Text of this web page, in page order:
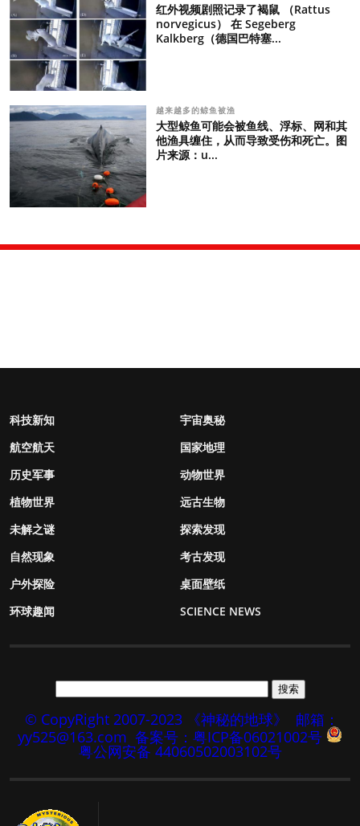
红外视频剧照记录了褐鼠 （Rattus
norvegicus） 在 Segeberg
Kalkberg（德国巴特塞...
越来越多的鲸鱼被渔
大型鲸鱼可能会被鱼线、浮标、网和其
他渔具缠住，从而导致受伤和死亡。图
片来源：u...
科技新知
宇宙奥秘
航空航天
国家地理
历史军事
动物世界
植物世界
远古生物
未解之谜
探索发现
自然现象
考古发现
户外探险
桌面壁纸
环球趣闻
SCIENCE NEWS
© CopyRight 2007-2023 《神秘的地球》
邮箱：
yy525@163.com 备案号：粤ICP备06021002号
粤公网安备 44060502003102号